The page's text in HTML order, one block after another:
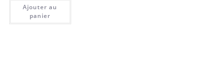
Ajouter au
panier